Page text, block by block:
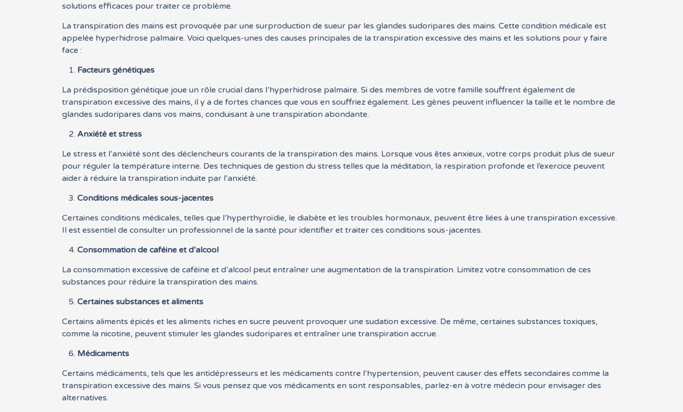
solutions efficaces pour traiter ce problème.
La transpiration des mains est provoquée par une surproduction de sueur par les glandes sudoripares des mains. Cette condition médicale est
appelée hyperhidrose palmaire. Voici quelques-unes des causes principales de la transpiration excessive des mains et les solutions pour y faire
face :
Facteurs génétiques
La prédisposition génétique joue un rôle crucial dans l’hyperhidrose palmaire. Si des membres de votre famille souffrent également de
transpiration excessive des mains, il y a de fortes chances que vous en souffriez également. Les gènes peuvent influencer la taille et le nombre de
glandes sudoripares dans vos mains, conduisant à une transpiration abondante.
Anxiété et stress
Le stress et l’anxiété sont des déclencheurs courants de la transpiration des mains. Lorsque vous êtes anxieux, votre corps produit plus de sueur
pour réguler la température interne. Des techniques de gestion du stress telles que la méditation, la respiration profonde et l’exercice peuvent
aider à réduire la transpiration induite par l’anxiété.
Conditions médicales sous-jacentes
Certaines conditions médicales, telles que l’hyperthyroïdie, le diabète et les troubles hormonaux, peuvent être liées à une transpiration excessive.
Il est essentiel de consulter un professionnel de la santé pour identifier et traiter ces conditions sous-jacentes.
Consommation de caféine et d’alcool
La consommation excessive de caféine et d’alcool peut entraîner une augmentation de la transpiration. Limitez votre consommation de ces
substances pour réduire la transpiration des mains.
Certaines substances et aliments
Certains aliments épicés et les aliments riches en sucre peuvent provoquer une sudation excessive. De même, certaines substances toxiques,
comme la nicotine, peuvent stimuler les glandes sudoripares et entraîner une transpiration accrue.
Médicaments
Certains médicaments, tels que les antidépresseurs et les médicaments contre l’hypertension, peuvent causer des effets secondaires comme la
transpiration excessive des mains. Si vous pensez que vos médicaments en sont responsables, parlez-en à votre médecin pour envisager des
alternatives.